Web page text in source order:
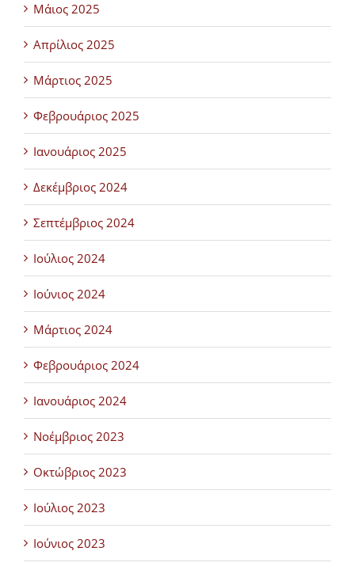
Μάιος 2025
Απρίλιος 2025
Μάρτιος 2025
Φεβρουάριος 2025
Ιανουάριος 2025
Δεκέμβριος 2024
Σεπτέμβριος 2024
Ιούλιος 2024
Ιούνιος 2024
Μάρτιος 2024
Φεβρουάριος 2024
Ιανουάριος 2024
Νοέμβριος 2023
Οκτώβριος 2023
Ιούλιος 2023
Ιούνιος 2023